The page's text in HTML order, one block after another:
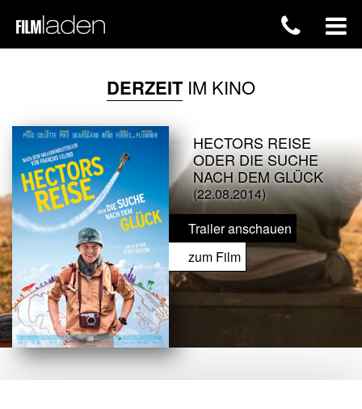
DERZEITIM KINO
HECTORS REISE
ODER DIE SUCHE
NACH DEM GLÜCK
(22.08.2014)
Trailer anschauen
zum Film